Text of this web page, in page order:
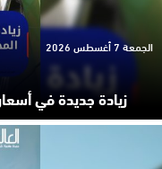
زيادة جديدة في
الجمعة 7 أغسطس 2026